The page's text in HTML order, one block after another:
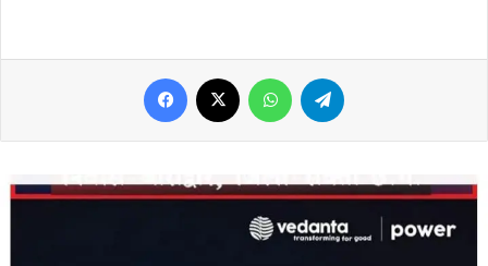
Facebook WhatsApp